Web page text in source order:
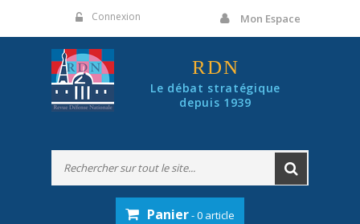
Connexion Mon Espace
RDN
Le débat stratégique
depuis 1939
Panier- 0 article